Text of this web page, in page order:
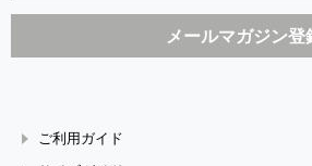
ご利用ガイド